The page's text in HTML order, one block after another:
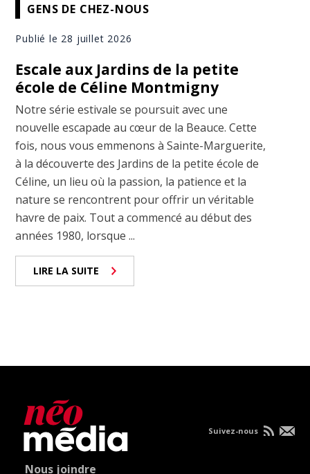
GENS DE CHEZ-NOUS
Publié le 28 juillet 2026
Escale aux Jardins de la petite
école de Céline Montmigny
Notre série estivale se poursuit avec une
nouvelle escapade au cœur de la Beauce. Cette
fois, nous vous emmenons à Sainte-Marguerite,
à la découverte des Jardins de la petite école de
Céline, un lieu où la passion, la patience et la
nature se rencontrent pour offrir un véritable
havre de paix. Tout a commencé au début des
années 1980, lorsque ...
LIRE LA SUITE
Nous joindre
Suivez-nous